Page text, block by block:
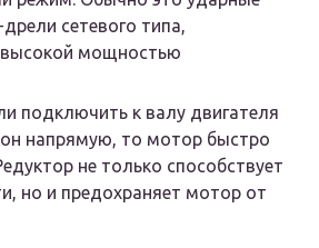
сетевого типа,
мощностью
подключить к валу двигателя
напрямую, то мотор быстро
не только способствует
но и предохраняет мотор от